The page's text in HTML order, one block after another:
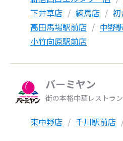
下井草店
練馬店
高田馬場駅前店
中野
小竹向原駅前店
バーミヤン
街の本格中華レストラン
東中野店 千川駅前店